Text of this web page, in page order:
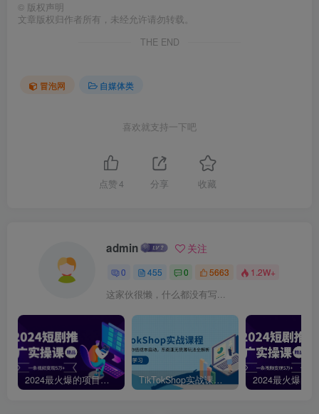
© 版权声明
文章版权归作者所有，未经允许请勿转载。
THE END
冒泡网 自媒体类
喜欢就支持一下吧
点赞 4 分享 收藏
admin 关注
0 455 0 5663 1.2W+
这家伙很懒，什么都没有写...
2024最火爆的项目短剧推广实操课，一条视频变现5万+【附软件工具】 TikTokShop实战课程，手把手教你低成本启动，东南亚无货源玩法全解析